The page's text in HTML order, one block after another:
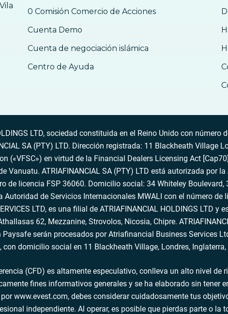
0 Comisión Comercio de Acciones
Cuenta Demo
Cuenta de negociación islámica
Centro de Ayuda
LTD, sociedad constituida en el Reino Unido con
SA (PTY) LTD. Dirección registrada: 11 Blackheath Village
(«VFSC») en virtud de la Financial Dealers Licensing Act
Vanuatu. ATRIAFINANCIAL SA (PTY) LTD está autorizada por
de licencia FSP 36060. Domicilio social: 34 Whiteley
Autoridad de Servicios Internacionales MWALI con el número
LTD, es una filial de ATRIAFINANCIAL HOLDINGS LTD
62, Mezzanine, Strovolos, Nicosia, Chipre.
serán procesados por Atriafinancial Business Services
domicilio social en 11 Blackheath Village, Londres, Inglaterra,
(CFD) es altamente especulativo, conlleva un alto nivel
fines informativos generales y se ha elaborado sin tener
www.evest.com, debes considerar cuidadosamente tus
independiente. Al operar, es posible que pierdas parte o